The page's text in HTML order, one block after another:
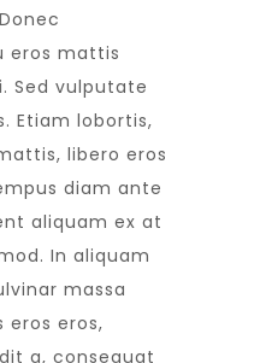
eros mattis
Sed vulputate
Etiam lobortis,
libero eros
diam ante
aliquam ex at
In aliquam
massa
eros eros,
a, consequat